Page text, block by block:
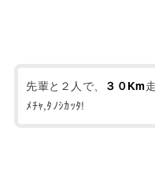
先輩と２人で、 ３０Km
ﾒﾁｬ,ﾀﾉｼｶｯﾀ!